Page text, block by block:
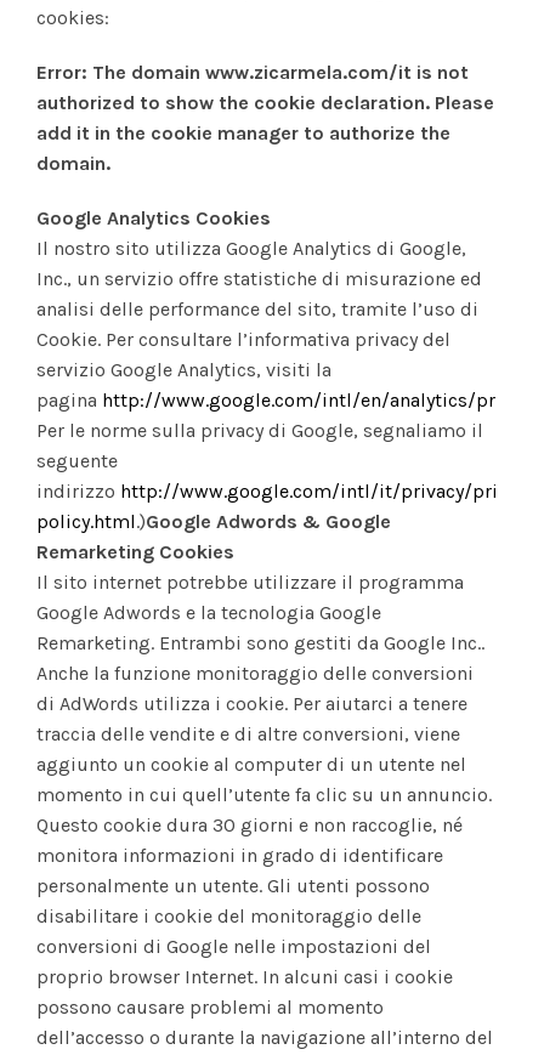
cookies:
Error: The domain www.zicarmela.com/it is not
authorized to show the cookie declaration. Please
add it in the cookie manager to authorize the
domain.
Google Analytics Cookies
Il nostro sito utilizza Google Analytics di Google,
Inc., un servizio offre statistiche di misurazione ed
analisi delle performance del sito, tramite l’uso di
Cookie. Per consultare l’informativa privacy del
servizio Google Analytics, visiti la
pagina http://www.google.com/intl/en/analytics/
Per le norme sulla privacy di Google, segnaliamo il
seguente
indirizzo http://www.google.com/intl/it/privacy/privacy-
policy.html.)Google Adwords & Google
Remarketing Cookies
Il sito internet potrebbe utilizzare il programma
Google Adwords e la tecnologia Google
Remarketing. Entrambi sono gestiti da Google Inc..
Anche la funzione monitoraggio delle conversioni
di AdWords utilizza i cookie. Per aiutarci a tenere
traccia delle vendite e di altre conversioni, viene
aggiunto un cookie al computer di un utente nel
momento in cui quell’utente fa clic su un annuncio.
Questo cookie dura 30 giorni e non raccoglie, né
monitora informazioni in grado di identificare
personalmente un utente. Gli utenti possono
disabilitare i cookie del monitoraggio delle
conversioni di Google nelle impostazioni del
proprio browser Internet. In alcuni casi i cookie
possono causare problemi al momento
dell’accesso o durante la navigazione all’interno del